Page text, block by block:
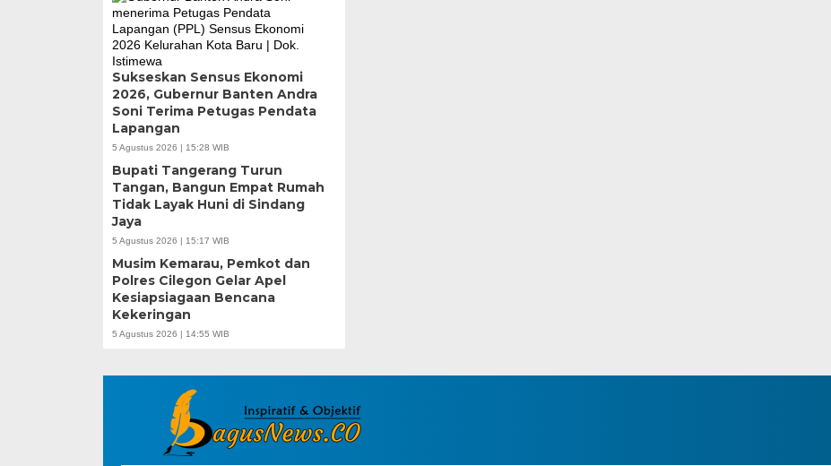
Sukseskan Sensus Ekonomi
2026, Gubernur Banten Andra
Soni Terima Petugas Pendata
Lapangan
5 Agustus 2026 | 15:28 WIB
Bupati Tangerang Turun
Tangan, Bangun Empat Rumah
Tidak Layak Huni di Sindang
Jaya
5 Agustus 2026 | 15:17 WIB
Musim Kemarau, Pemkot dan
Polres Cilegon Gelar Apel
Kesiapsiagaan Bencana
Kekeringan
5 Agustus 2026 | 14:55 WIB